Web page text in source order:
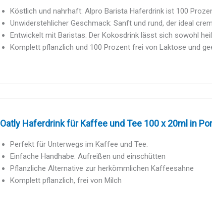
Köstlich und nahrhaft: Alpro Barista Haferdrink ist 100
Unwiderstehlicher Geschmack: Sanft und rund, der ideal
Entwickelt mit Baristas: Der Kokosdrink lässt sich sowohl
Komplett pflanzlich und 100 Prozent frei von Laktose und
Oatly Haferdrink für Kaffee und Tee 100 x 20ml in
Perfekt für Unterwegs im Kaffee und Tee.
Einfache Handhabe: Aufreißen und einschütten
Pflanzliche Alternative zur herkömmlichen Kaffeesahne
Komplett pflanzlich, frei von Milch